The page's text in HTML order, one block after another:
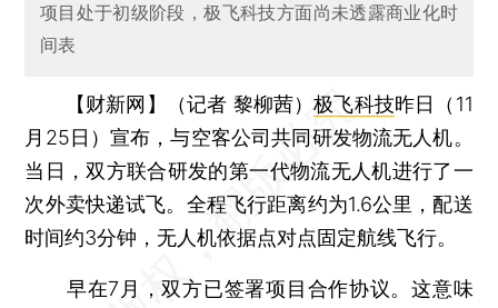
项目处于初级阶段，极飞科技方面尚未透露商业化时
间表
【财新网】（记者 黎柳茜）极飞科技昨日（11
月25日）宣布，与空客公司共同研发物流无人机。
当日，双方联合研发的第一代物流无人机进行了一
次外卖快递试飞。全程飞行距离约为1.6公里，配送
时间约3分钟，无人机依据点对点固定航线飞行。
早在7月，双方已签署项目合作协议。这意味